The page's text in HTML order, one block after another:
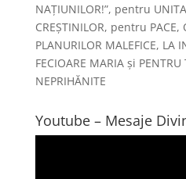
NAȚIUNILOR!”, pentru
CREȘTINILOR, pentru PACE,
PLANURILOR MALEFICE, LA
FECIOARE MARIA și
NEPRIHĂNITE
Youtube – Mesaje